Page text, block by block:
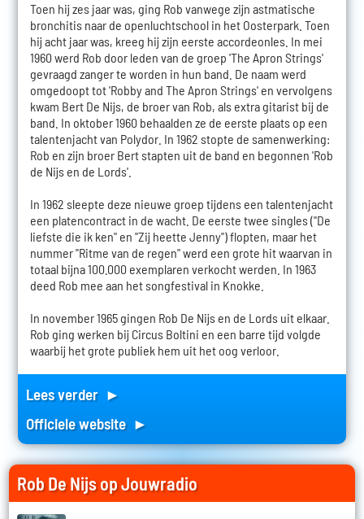
Toen hij zes jaar was, ging Rob vanwege zijn astmatische
bronchitis naar de openluchtschool in het Oosterpark. Toen
hij acht jaar was, kreeg hij zijn eerste accordeonles. In mei
1960 werd Rob door leden van de groep 'The Apron Strings'
gevraagd zanger te worden in hun band. De naam werd
omgedoopt tot 'Robby and The Apron Strings' en vervolgens
kwam Bert De Nijs, de broer van Rob, als extra gitarist bij de
band. In oktober 1960 behaalden ze de eerste plaats op een
talentenjacht van Polydor. In 1962 stopte de samenwerking:
Rob en zijn broer Bert stapten uit de band en begonnen 'Rob
de Nijs en de Lords'.
In 1962 sleepte deze nieuwe groep tijdens een talentenjacht
een platencontract in de wacht. De eerste twee singles ("De
liefste die ik ken" en "Zij heette Jenny") flopten, maar het
nummer "Ritme van de regen" werd een grote hit waarvan in
totaal bijna 100.000 exemplaren verkocht werden. In 1963
deed Rob mee aan het songfestival in Knokke.
In november 1965 gingen Rob De Nijs en de Lords uit elkaar.
Rob ging werken bij Circus Boltini en een barre tijd volgde
waarbij het grote publiek hem uit het oog verloor.
Lees verder ►
Officiele website ►
Rob De Nijs op Jouwradio